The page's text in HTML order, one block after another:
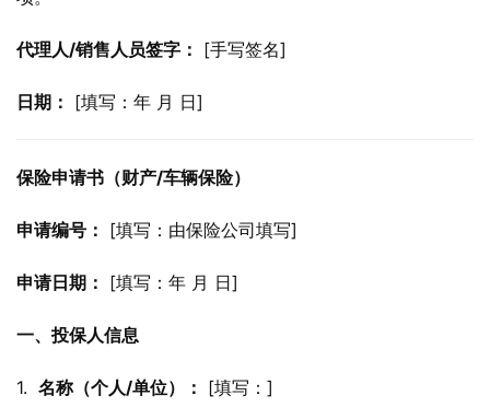
代理人/销售人员签字： [手写签名]
日期： [填写：年 月 日]
保险申请书（财产/车辆保险）
申请编号： [填写：由保险公司填写]
申请日期： [填写：年 月 日]
一、投保人信息
1. 名称（个人/单位）： [填写：]